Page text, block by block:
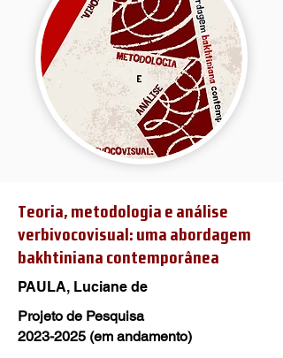
Teoria, metodologia e análise
verbivocovisual: uma abordagem
bakhtiniana contemporânea
PAULA, Luciane de
Projeto de Pesquisa
2023-2025 (em andamento)